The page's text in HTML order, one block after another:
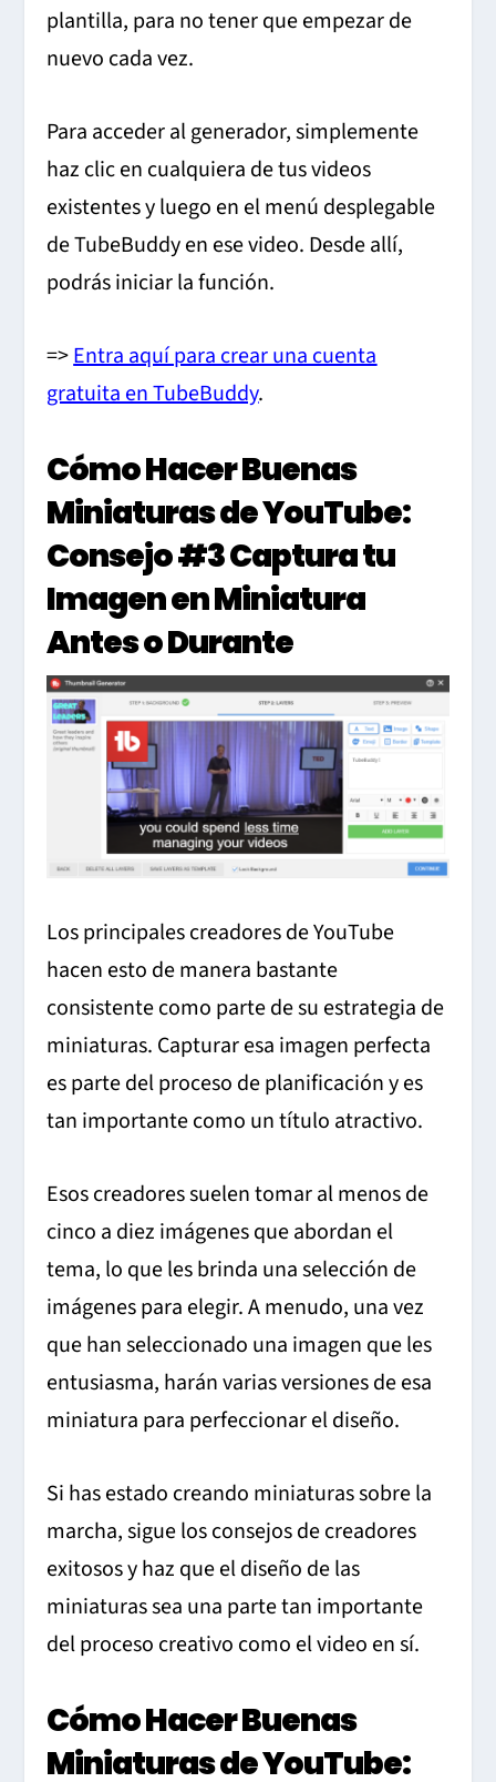
plantilla, para no tener que empezar de
nuevo cada vez.
Para acceder al generador, simplemente
haz clic en cualquiera de tus videos
existentes y luego en el menú desplegable
de TubeBuddy en ese video. Desde allí,
podrás iniciar la función.
=>Entra aquí para crear una cuenta
gratuita en TubeBuddy.
Cómo Hacer Buenas
Miniaturas de YouTube:
Consejo #3 Captura tu
Imagen en Miniatura
Antes o Durante
Los principales creadores de YouTube
hacen esto de manera bastante
consistente como parte de su estrategia de
miniaturas. Capturar esa imagen perfecta
es parte del proceso de planificación y es
tan importante como un título atractivo.
Esos creadores suelen tomar al menos de
cinco a diez imágenes que abordan el
tema, lo que les brinda una selección de
imágenes para elegir. A menudo, una vez
que han seleccionado una imagen que les
entusiasma, harán varias versiones de esa
miniatura para perfeccionar el diseño.
Si has estado creando miniaturas sobre la
marcha, sigue los consejos de creadores
exitosos y haz que el diseño de las
miniaturas sea una parte tan importante
del proceso creativo como el video en sí.
Cómo Hacer Buenas
Miniaturas de YouTube: